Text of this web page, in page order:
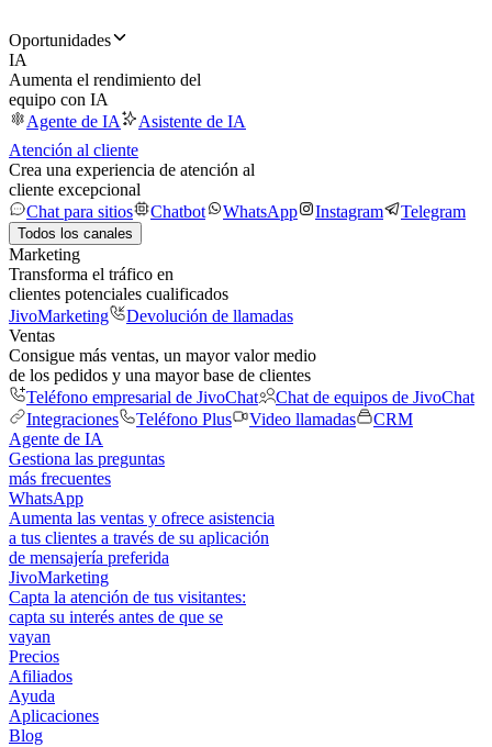
Oportunidades
IA
Aumenta el rendimiento del
equipo con IA
Agente de IA
Asistente de IA
Atención al cliente
Crea una experiencia de atención al
cliente excepcional
Chat para sitios
Chatbot WhatsApp Instagram Telegram
Todos los canales
Marketing
Transforma el tráfico en
clientes potenciales cualificados
JivoMarketing
Devolución de llamadas
Ventas
Consigue más ventas, un mayor valor medio
de los pedidos y una mayor base de clientes
Teléfono empresarial de JivoChat
Chat de equipos de JivoChat
Integraciones
Teléfono Plus Video llamadas
CRM
Agente de IA
Gestiona las preguntas
más frecuentes
WhatsApp
Aumenta las ventas y ofrece asistencia
a tus clientes a través de su aplicación
de mensajería preferida
JivoMarketing
Capta la atención de tus visitantes:
capta su interés antes de que se
vayan
Precios
Afiliados
Ayuda
Aplicaciones
Blog